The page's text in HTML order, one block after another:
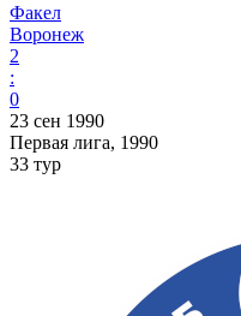
Факел
Воронеж
2
:
0
23 сен 1990
Первая лига, 1990
33 тур